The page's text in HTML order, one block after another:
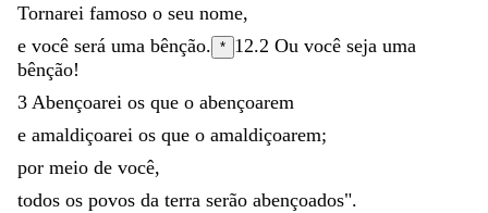
Tornarei famoso o seu nome,
e você será uma bênção. * 12.2 Ou você seja uma
bênção!
3 Abençoarei os que o abençoarem
e amaldiçoarei os que o amaldiçoarem;
por meio de você,
todos os povos da terra serão abençoados".